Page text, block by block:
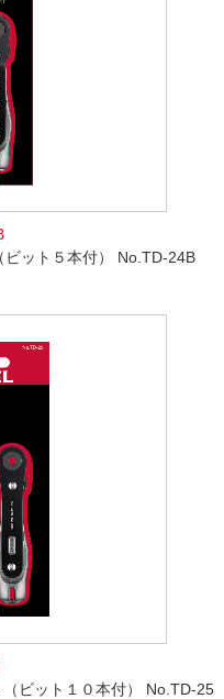
ット５本付） No.TD-24B
ビット１０本付） No.TD-25